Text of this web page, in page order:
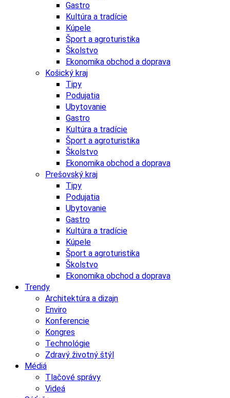
Gastro
Kultúra a tradície
Kúpele
Šport a agroturistika
Školstvo
Ekonomika obchod a doprava
Košický kraj
Tipy
Podujatia
Ubytovanie
Gastro
Kultúra a tradície
Šport a agroturistika
Školstvo
Ekonomika obchod a doprava
Prešovský kraj
Tipy
Podujatia
Ubytovanie
Gastro
Kultúra a tradície
Kúpele
Šport a agroturistika
Školstvo
Ekonomika obchod a doprava
Trendy
Architektúra a dizajn
Enviro
Konferencie
Kongres
Technológie
Zdravý životný štýl
Médiá
Tlačové správy
Videá